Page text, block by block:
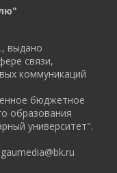
выдано
связи,
коммуникаций
бюджетное
образования
университет".